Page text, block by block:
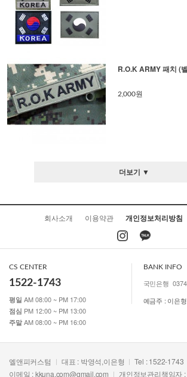
R.O.K ARMY 패치 (
2,000원
더보기 ▼
회사소개 이용약관 개인정보처리방침
CS CENTER
1522-1743
평일 AM 08:00 ~ PM 17:00
점심 PM 12:00 ~ PM 13:00
주말 AM 08:00 ~ PM 16:00
BANK INFO
국민은행
예금주 : 이은
엘앤피커스텀 대표 : 박영석,이은형
Tel : 1522-1743
이메일 :kkuna.com@gmail.com 개인정보관리책임자 :